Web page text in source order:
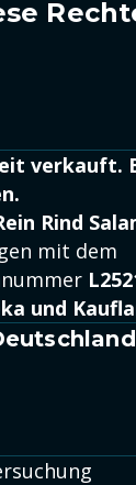
verkauft.
Rind
mit dem
und